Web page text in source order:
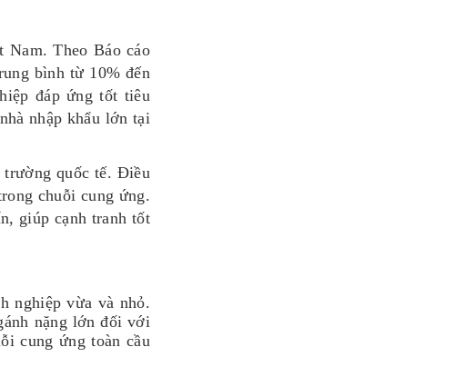
Theo Báo cáo
bình từ 10% đến
đáp ứng tốt tiêu
nhập khẩu lớn tại
trường quốc tế. Điều
chuỗi cung ứng.
giúp cạnh tranh tốt
nghiệp vừa và nhỏ.
nặng lớn đối với
cung ứng toàn cầu